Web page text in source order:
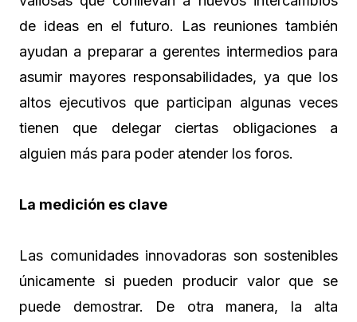
de ideas en el futuro. Las reuniones también
ayudan a preparar a gerentes intermedios para
asumir mayores responsabilidades, ya que los
altos ejecutivos que participan algunas veces
tienen que delegar ciertas obligaciones a
alguien más para poder atender los foros.
La medición es clave
Las comunidades innovadoras son sostenibles
únicamente si pueden producir valor que se
puede demostrar. De otra manera, la alta